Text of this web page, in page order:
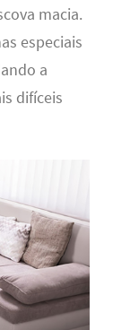
macia.
especiais
a
difíceis